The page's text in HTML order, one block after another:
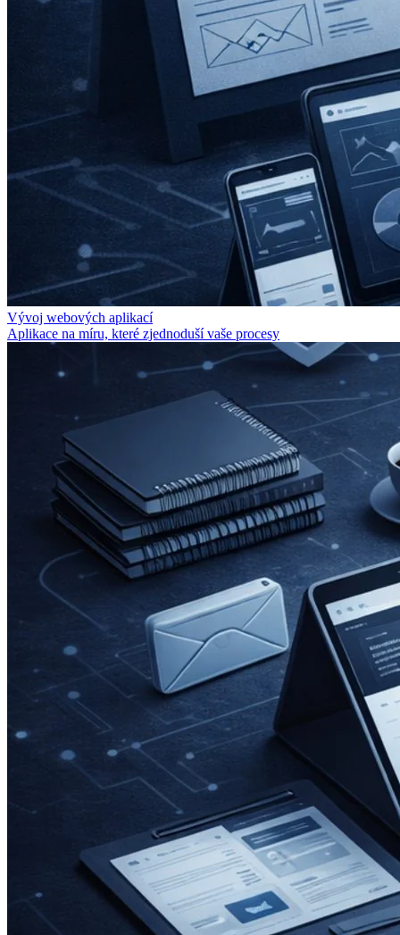
Vývoj webových aplikací
Aplikace na míru, které zjednoduší vaše procesy